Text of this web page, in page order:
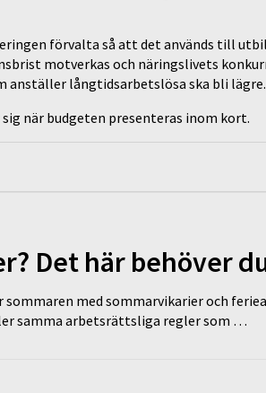
förvalta så att det används till
motverkas och näringslivets
anställer långtidsarbetslösa ska bli lägre.
när budgeten presenteras inom kort.
Det här behöver
med sommarvikarier och
samma arbetsrättsliga regler som …